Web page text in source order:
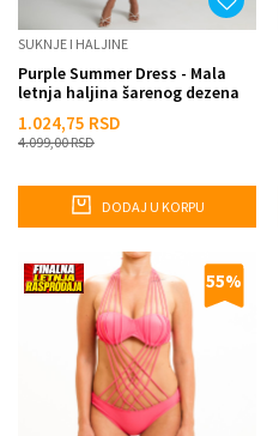
SUKNJE I HALJINE
Purple Summer Dress - Mala
letnja haljina šarenog dezena
1.024,75 RSD
4.099,00RSD
DODAJ U KORPU
55%